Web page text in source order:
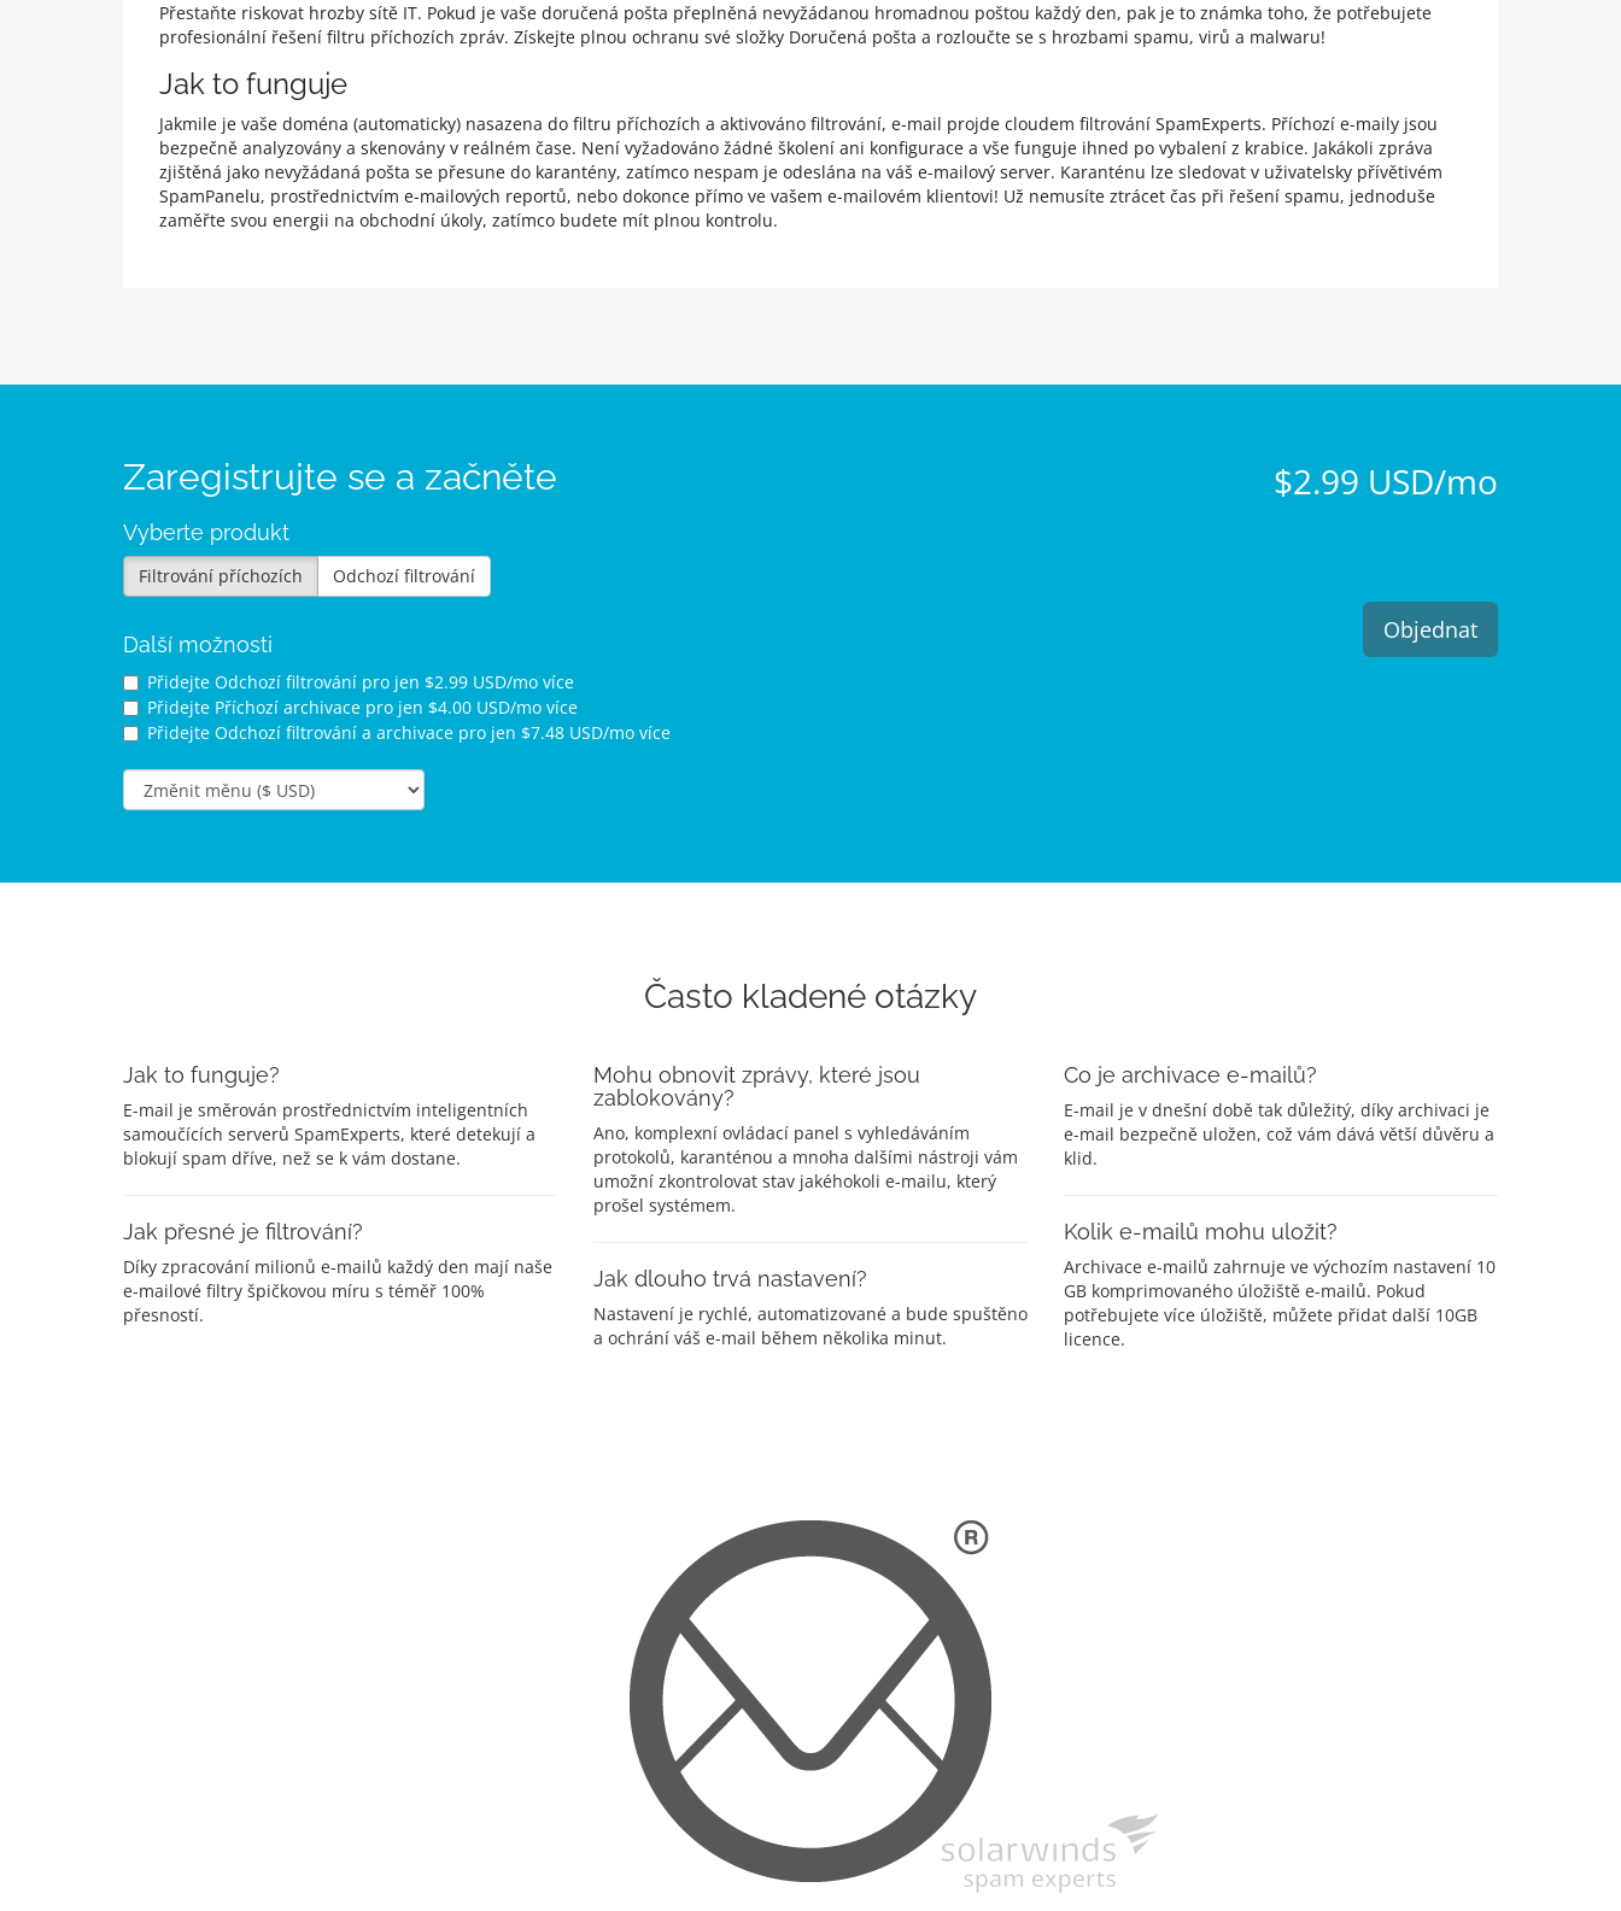
Přestaňte riskovat hrozby sítě IT. Pokud je vaše doručená pošta přeplněná nevyžádanou hromadnou poštou každý den, pak je to známka toho, že potřebujete
profesionální řešení filtru příchozích zpráv. Získejte plnou ochranu své složky Doručená pošta a rozloučte se s hrozbami spamu, virů a malwaru!
Jak to funguje
Jakmile je vaše doména (automaticky) nasazena do filtru příchozích a aktivováno filtrování, e-mail projde cloudem filtrování SpamExperts. Příchozí e-maily jsou
bezpečně analyzovány a skenovány v reálném čase. Není vyžadováno žádné školení ani konfigurace a vše funguje ihned po vybalení z krabice. Jakákoli zpráva
zjištěná jako nevyžádaná pošta se přesune do karantény, zatímco nespam je odeslána na váš e-mailový server. Karanténu lze sledovat v uživatelsky přívětivém
SpamPanelu, prostřednictvím e-mailových reportů, nebo dokonce přímo ve vašem e-mailovém klientovi! Už nemusíte ztrácet čas při řešení spamu, jednoduše
zaměřte svou energii na obchodní úkoly, zatímco budete mít plnou kontrolu.
Zaregistrujte se a začněte
Vyberte produkt
Filtrování příchozích Odchozí filtrování
Další možnosti
Přidejte Odchozí filtrování pro jen $2.99 USD/mo více
Přidejte Příchozí archivace pro jen $4.00 USD/mo více
Přidejte Odchozí filtrování a archivace pro jen $7.48 USD/mo více
$2.99 USD/mo
Objednat
Často kladené otázky
Jak to funguje?
E-mail je směrován prostřednictvím inteligentních
samoučících serverů SpamExperts, které detekují a
blokují spam dříve, než se k vám dostane.
Jak přesné je filtrování?
Díky zpracování milionů e-mailů každý den mají naše
e-mailové filtry špičkovou míru s téměř 100%
přesností.
Mohu obnovit zprávy, které jsou
zablokovány?
Ano, komplexní ovládací panel s vyhledáváním
protokolů, karanténou a mnoha dalšími nástroji vám
umožní zkontrolovat stav jakéhokoli e-mailu, který
prošel systémem.
Jak dlouho trvá nastavení?
Nastavení je rychlé, automatizované a bude spuštěno
a ochrání váš e-mail během několika minut.
Co je archivace e-mailů?
E-mail je v dnešní době tak důležitý, díky archivaci je
e-mail bezpečně uložen, což vám dává větší důvěru a
klid.
Kolik e-mailů mohu uložit?
Archivace e-mailů zahrnuje ve výchozím nastavení 10
GB komprimovaného úložiště e-mailů. Pokud
potřebujete více úložiště, můžete přidat další 10GB
licence.